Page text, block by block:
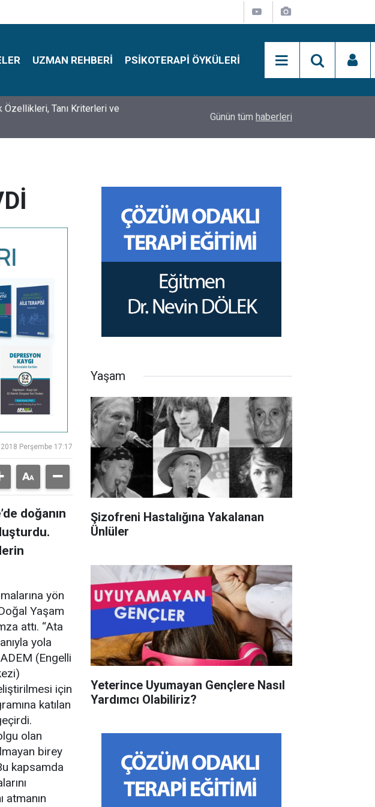
UZMAN REHBERI PSIKOTERAPI ÖYKÜLERI
Mayıs Tarihinin Hikayesi Simon Says Dikkat Programı Nedir?
Günün tüm haberleri
2018 Perşembe 17:17
doğanın
yön
Yaşam
attı. “Ata
yola
(Engelli
için
katılan
olan
birey
kapsamda
atmanın
Yaşam
Şizofreni Hastalığına Yakalanan
Ünlüler
Yeterince Uyumayan Gençlere Nasıl
Yardımcı Olabiliriz?